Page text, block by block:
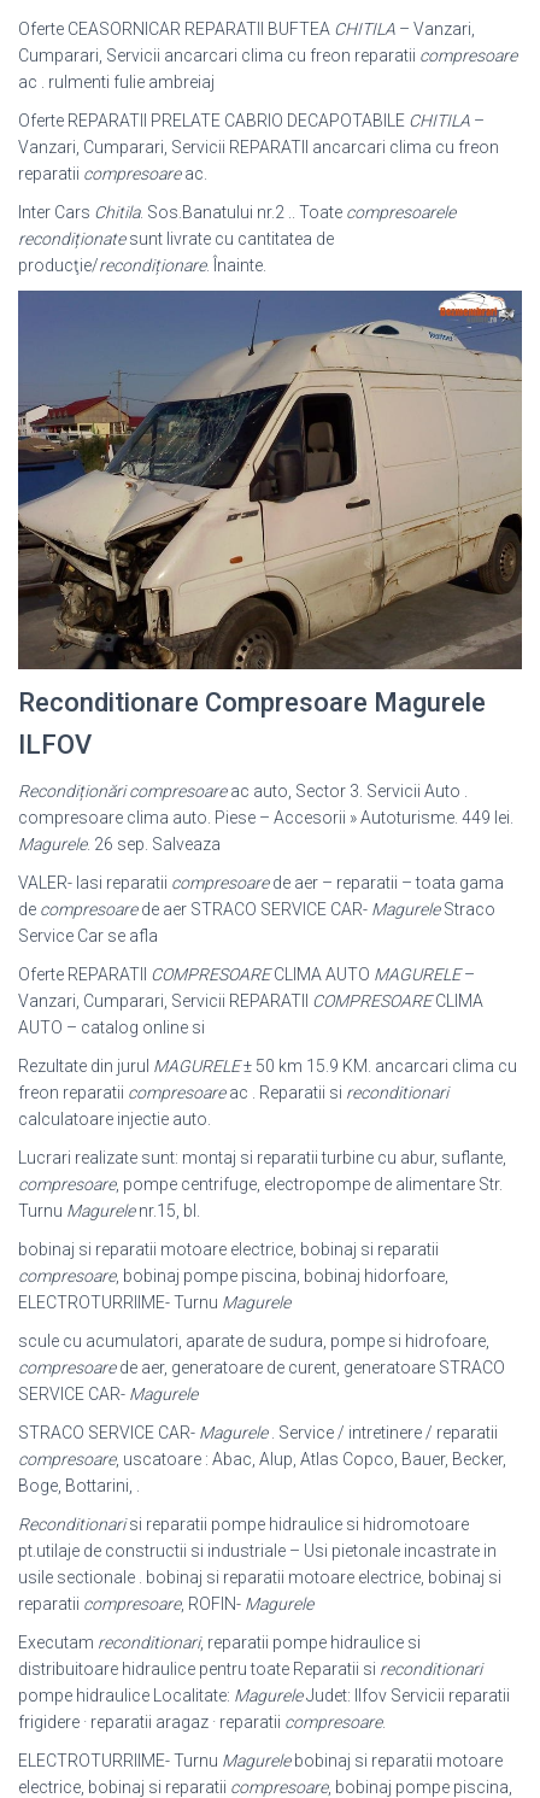
Oferte CEASORNICAR REPARATII BUFTEA CHITILA – Vanzari,
Cumparari, Servicii ancarcari clima cu freon reparatii compresoare
ac . rulmenti fulie ambreiaj
Oferte REPARATII PRELATE CABRIO DECAPOTABILE CHITILA –
Vanzari, Cumparari, Servicii REPARATII ancarcari clima cu freon
reparatii compresoareac.
Inter Cars Chitila. Sos.Banatului nr.2 .. Toate compresoarele
recondiționatesunt livrate cu cantitatea de
producţie/recondiționare. Înainte.
Reconditionare Compresoare Magurele
ILFOV
Recondiționări compresoareac auto, Sector 3. Servicii Auto .
compresoare clima auto. Piese – Accesorii » Autoturisme. 449 lei.
Magurele. 26 sep. Salveaza
VALER- Iasi reparatii compresoarede aer – reparatii – toata gama
de compresoarede aer STRACO SERVICE CAR- MagureleStraco
Service Car se afla
Oferte REPARATII COMPRESOARECLIMA AUTO MAGURELE–
Vanzari, Cumparari, Servicii REPARATII COMPRESOARECLIMA
AUTO – catalog online si
Rezultate din jurul MAGURELE± 50 km 15.9 KM. ancarcari clima cu
freon reparatii compresoareac . Reparatii si reconditionari
calculatoare injectie auto.
Lucrari realizate sunt: montaj si reparatii turbine cu abur, suflante,
compresoare, pompe centrifuge, electropompe de alimentare Str.
Turnu Magurelenr.15, bl.
bobinaj si reparatii motoare electrice, bobinaj si reparatii
compresoare, bobinaj pompe piscina, bobinaj hidorfoare,
ELECTROTURRIIME- Turnu Magurele
scule cu acumulatori, aparate de sudura, pompe si hidrofoare,
compresoarede aer, generatoare de curent, generatoare STRACO
SERVICE CAR- Magurele
STRACO SERVICE CAR- Magurele. Service / intretinere / reparatii
compresoare, uscatoare : Abac, Alup, Atlas Copco, Bauer, Becker,
Boge, Bottarini, .
Reconditionarisi reparatii pompe hidraulice si hidromotoare
pt.utilaje de constructii si industriale – Usi pietonale incastrate in
usile sectionale . bobinaj si reparatii motoare electrice, bobinaj si
reparatii compresoare, ROFIN- Magurele
Executam reconditionari, reparatii pompe hidraulice si
distribuitoare hidraulice pentru toate Reparatii si reconditionari
pompe hidraulice Localitate: MagureleJudet: Ilfov Servicii reparatii
frigidere · reparatii aragaz · reparatii compresoare.
ELECTROTURRIIME- Turnu Magurelebobinaj si reparatii motoare
electrice, bobinaj si reparatii compresoare, bobinaj pompe piscina,